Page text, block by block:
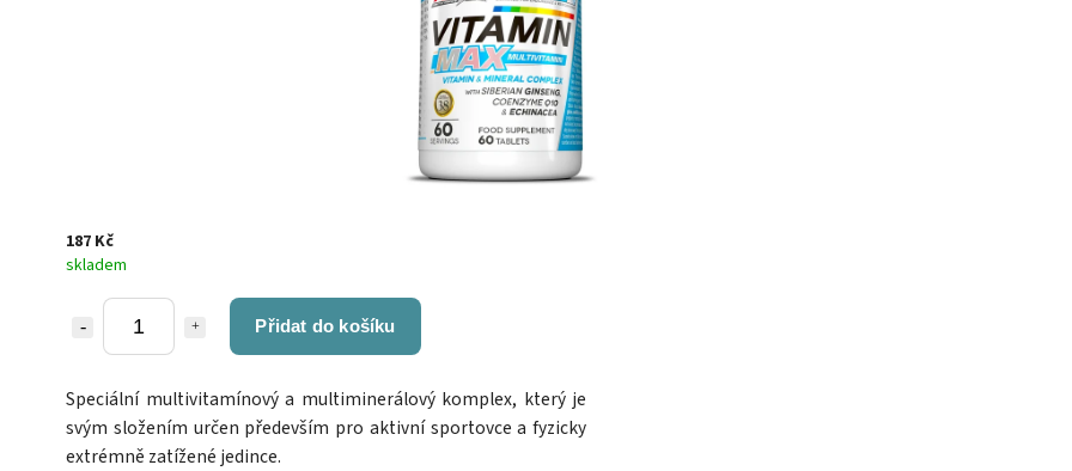
187 Kč
skladem
Přidat do košíku
Speciální multivitamínový a multiminerálový komplex, který je
svým složením určen především pro aktivní sportovce a fyzicky
extrémně zatížené jedince.